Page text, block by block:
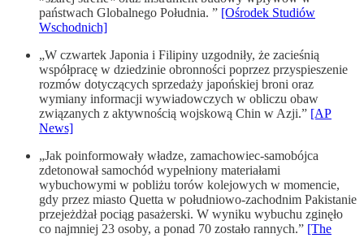
państwach Globalnego Południa. ” [Ośrodek Studiów
Wschodnich]
„W czwartek Japonia i Filipiny uzgodniły, że zacieśnią
współpracę w dziedzinie obronności poprzez przyspieszenie
rozmów dotyczących sprzedaży japońskiej broni oraz
wymiany informacji wywiadowczych w obliczu obaw
związanych z aktywnością wojskową Chin w Azji.” [AP
News]
„Jak poinformowały władze, zamachowiec-samobójca
zdetonował samochód wypełniony materiałami
wybuchowymi w pobliżu torów kolejowych w momencie,
gdy przez miasto Quetta w południowo-zachodnim Pakistanie
przejeżdżał pociąg pasażerski. W wyniku wybuchu zginęło
co najmniej 23 osoby, a ponad 70 zostało rannych.” [The